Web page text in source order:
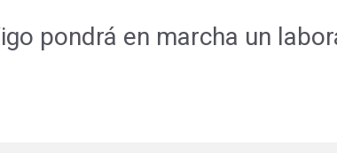
pondrá en marcha un